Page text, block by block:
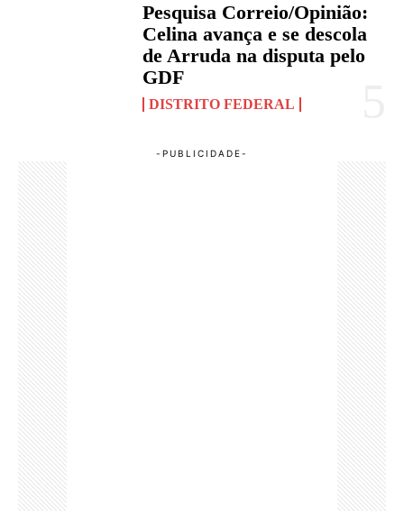
Pesquisa Correio/Opinião:
Celina avança e se descola
de Arruda na disputa pelo
GDF
DISTRITO FEDERAL